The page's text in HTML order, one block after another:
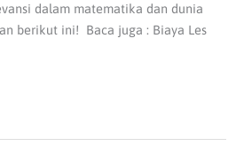
dalam matematika dan dunia
berikut ini! Baca juga : Biaya Les